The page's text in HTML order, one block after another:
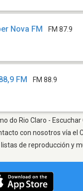
Nova FM FM 87.9
FM FM 88.9
do Rio Claro -
con nosotros vía
de reproducción y